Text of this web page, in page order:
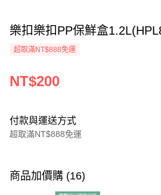
樂扣樂扣PP保鮮盒
超取滿NT$888免運
NT$200
付款與運送方式
超取滿NT$888免運
信用卡一次付款
商品加價購 (16)